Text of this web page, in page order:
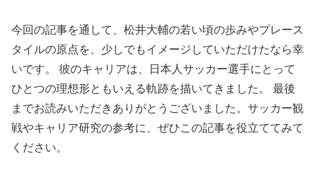
今回の記事を通して、松井大輔の若い頃の歩みやプレース
タイルの原点を、少しでもイメージしていただけたなら幸
いです。 彼のキャリアは、日本人サッカー選手にとって
ひとつの理想形ともいえる軌跡を描いてきました。 最後
までお読みいただきありがとうございました。サッカー観
戦やキャリア研究の参考に、ぜひこの記事を役立ててみて
ください。